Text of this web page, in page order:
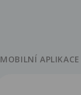
MOBILNÍ APLIKACE